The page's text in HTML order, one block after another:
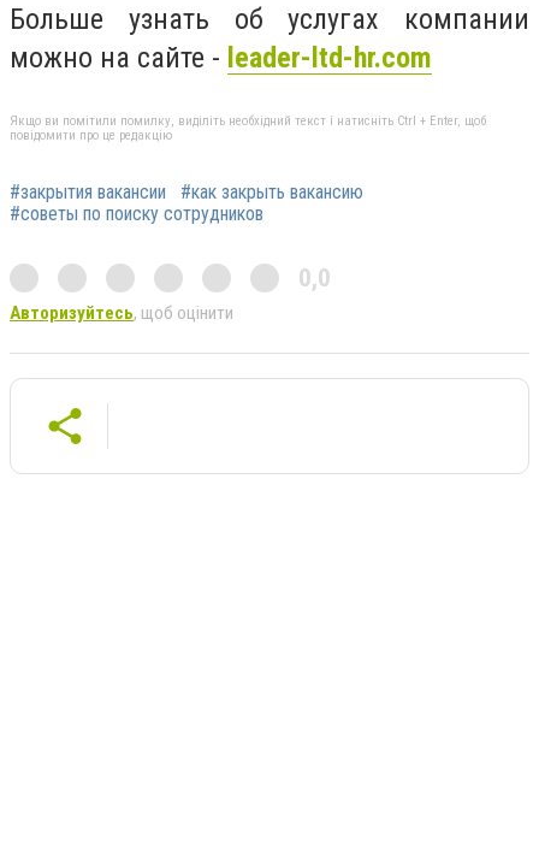
Больше узнать об услугах компании
можно на сайте - leader-ltd-hr.com
Якщо ви помітили помилку, виділіть необхідний текст і натисніть Ctrl + Enter, щоб
повідомити про це редакцію
#закрытия вакансии
#как закрыть вакансию
#советы по поиску сотрудников
0,0
Авторизуйтесь, щоб оцінити